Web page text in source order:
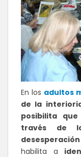
En los adultos
de la
posibilita
través de
desesperación
habilita a